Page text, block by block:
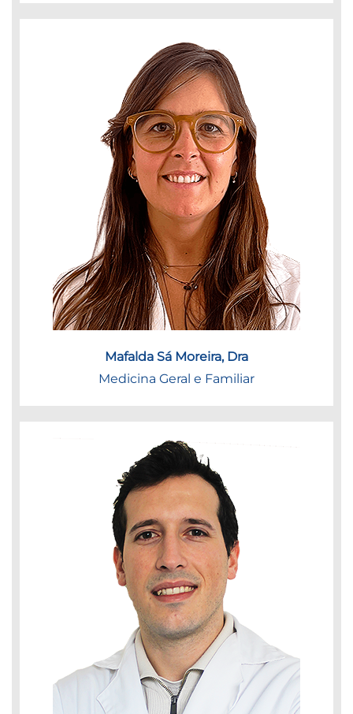
Mafalda Sá Moreira, Dra
Medicina Geral e Familiar